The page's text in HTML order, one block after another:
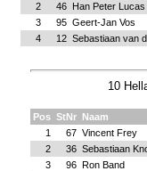
2
46 Han Peter Lucas
3
95 Geert-Jan Vos
4
12 Sebastiaan van
10
Pos StNr
Naam
1
67 Vincent Frey
2
36 Sebastiaan
3
96 Ron Band